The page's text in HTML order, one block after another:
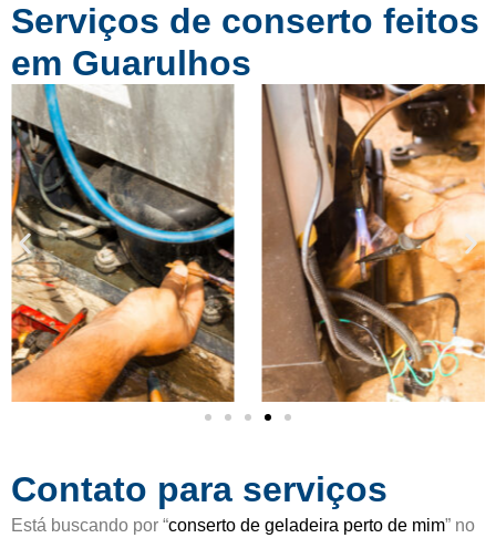
o
o
d
e
5
s
i
a
d
m
o
5
d
Serviços de conserto feitos
em Guarulhos
Contato para serviços
Está buscando por “conserto de geladeira perto de mim” no